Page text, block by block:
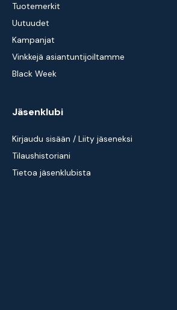
Tuotemerkit
Uutuudet
Kampanjat
Vinkkejä asiantuntijoiltamme
Black Week
Jäsenklubi
Kirjaudu sisään / Liity jäseneksi
Tilaushistoriani
Tietoa jäsenklubista